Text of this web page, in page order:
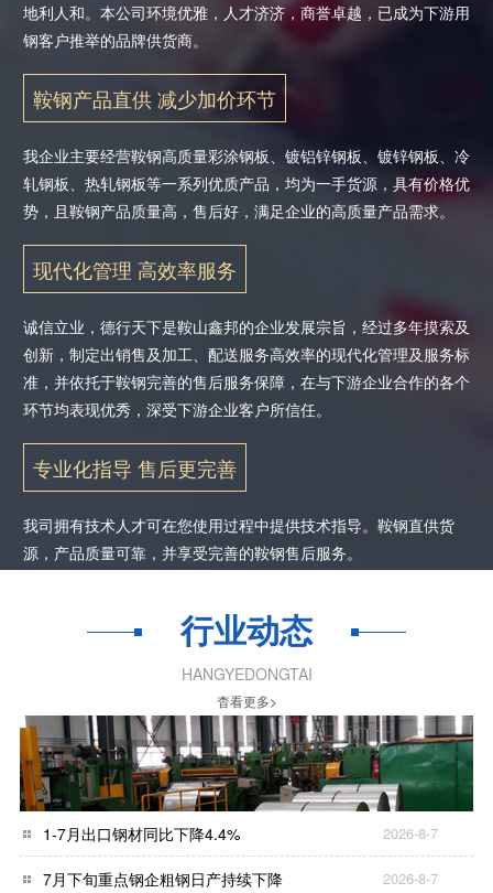
地利人和。本公司环境优雅，人才济济，商誉卓越，已成为下游用
钢客户推举的品牌供货商。
鞍钢产品直供 减少加价环节
我企业主要经营鞍钢高质量彩涂钢板、镀铝锌钢板、镀锌钢板、冷
轧钢板、热轧钢板等一系列优质产品，均为一手货源，具有价格优
势，且鞍钢产品质量高，售后好，满足企业的高质量产品需求。
现代化管理 高效率服务
诚信立业，德行天下是鞍山鑫邦的企业发展宗旨，经过多年摸索及
创新，制定出销售及加工、配送服务高效率的现代化管理及服务标
准，并依托于鞍钢完善的售后服务保障，在与下游企业合作的各个
环节均表现优秀，深受下游企业客户所信任。
专业化指导 售后更完善
我司拥有技术人才可在您使用过程中提供技术指导。鞍钢直供货
源，产品质量可靠，并享受完善的鞍钢售后服务。
行业动态
HANGYEDONGTAI
杳看更多>
1-7月出口钢材同比下降4.4% 2026-8-7
7月下旬重点钢企粗钢日产持续下降 2026-8-7